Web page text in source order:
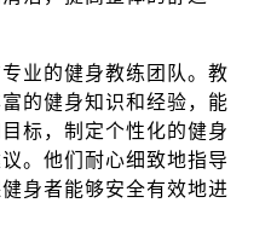
业的健身教练团队。教
的健身知识和经验，能
标，制定个性化的健身
。他们耐心细致地指导
身者能够安全有效地进